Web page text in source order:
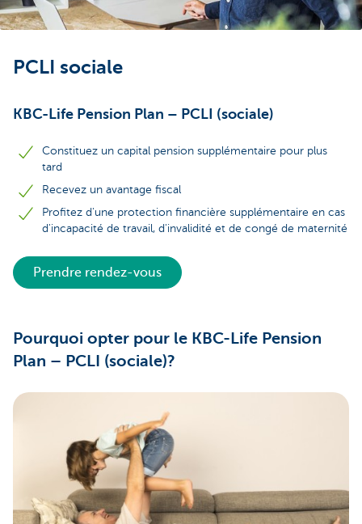
PCLI sociale
KBC-Life Pension Plan – PCLI (sociale)
Constituez un capital pension supplémentaire pour plus
tard
Recevez un avantage fiscal
Profitez d'une protection financière supplémentaire en cas
d'incapacité de travail, d'invalidité et de congé de maternité
Prendre rendez-vous
Pourquoi opter pour le KBC-Life Pension
Plan – PCLI (sociale)?